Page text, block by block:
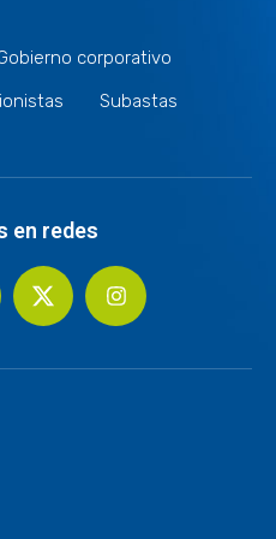
corporativo
Subastas
en redes